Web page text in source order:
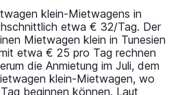
klein-Mietwagens in
etwa € 32/Tag. Der
Mietwagen klein in Tunesien
etwa € 25 pro Tag rechnen
die Anmietung im Juli, dem
klein-Mietwagen, wo
beginnen können. Laut